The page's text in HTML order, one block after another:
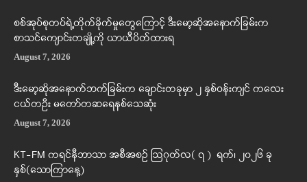
စစ်အုပ်စုတပ်ရဲ့တိုက်ခိုက်မှုတွေကြောင့် ဒီးမော့ဆိုအနောက်ခြမ်းက
စာသင်ကျောင်းတချို့ကို ယာယီပိတ်ထားရ
August 7, 2026
ဒီးမော့ဆိုအနောက်ဘက်ခြမ်းက ချောင်းတခုမှာ ၂ နှစ်ဝန်းကျင် ကလေး
ငယ်တဦး မတော်တဆရေနစ်သေဆုံး
August 7, 2026
KT-FM ကရင်နီဘာသာ အစီအစဉ် ဩဂုတ်လ( ၇ ) ရက်၊ ၂၀၂၆ ခု
နှစ်(သောကြာနေ့)